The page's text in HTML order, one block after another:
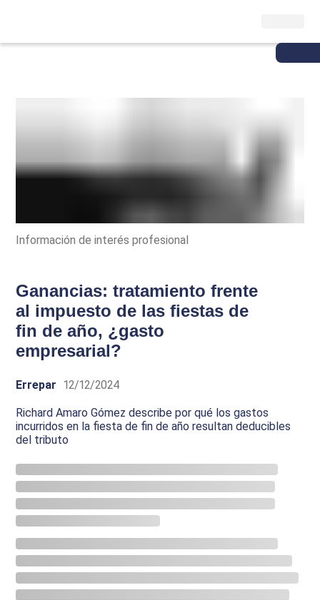
Información de interés profesional
Ganancias: tratamiento frente
al impuesto de las fiestas de
fin de año, ¿gasto
empresarial?
Errepar 12/12/2024
Richard Amaro Gómez describe por qué los gastos
incurridos en la fiesta de fin de año resultan deducibles
del tributo